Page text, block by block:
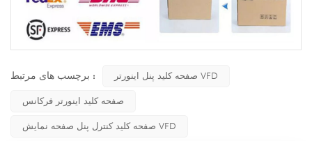
برچسب های مرتبط : صفحه کلید پنل اینورتر VFD
صفحه کلید اینورتر فرکانس
صفحه کلید کنترل پنل صفحه نمایش VFD